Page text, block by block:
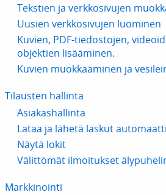
Tekstien ja verkkosivujen
Uusien verkkosivujen luominen
Kuvien, PDF-tiedostojen,
objektien lisääminen.
Kuvien muokkaaminen ja
Tilausten hallinta
Asiakashallinta
Lataa ja lähetä laskut
Näytä lokit
Välittömät ilmoitukset
Markkinointi